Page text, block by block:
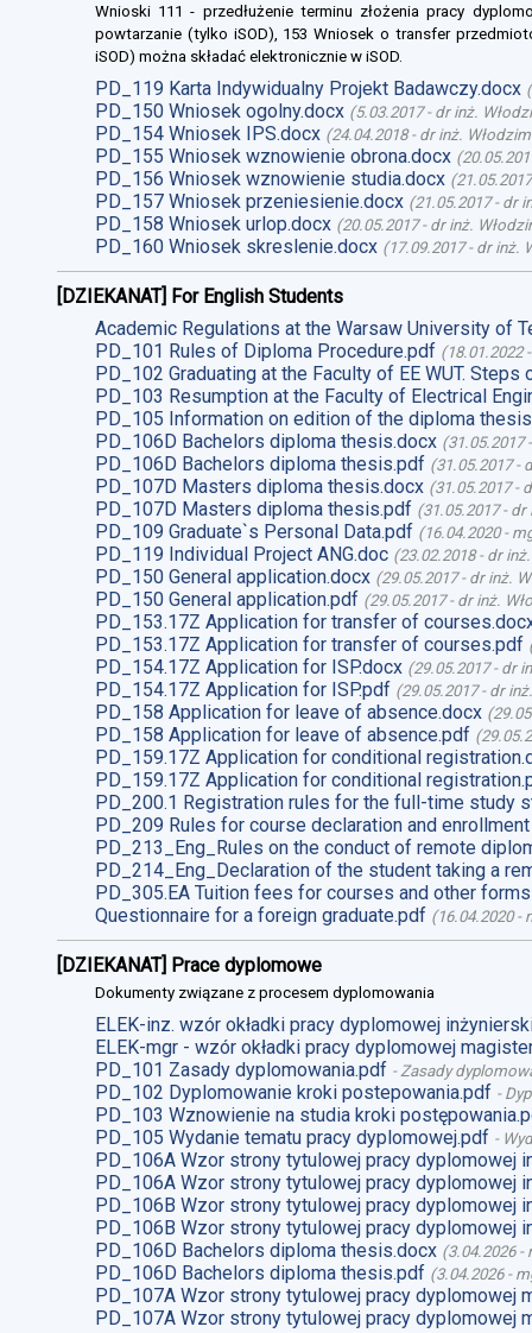
Wnioski 111 - przedłużenie terminu złożenia pracy
powtarzanie (tylko iSOD), 153 Wniosek o transfer
iSOD) można składać elektronicznie w iSOD.
PD_119 Karta Indywidualny Projekt Badawczy.docx (
PD_150 Wniosek ogolny.docx (5.03.2017- dr inż.
PD_154 Wniosek IPS.docx (24.04.2018- dr inż.
PD_155 Wniosek wznowienie obrona.docx (
PD_156 Wniosek wznowienie studia.docx (21.05.2017
PD_157 Wniosek przeniesienie.docx (21.05.2017- dr
PD_158 Wniosek urlop.docx (20.05.2017- dr inż.
PD_160 Wniosek skreslenie.docx (17.09.2017- dr inż.
[DZIEKANAT] For English Students
Academic Regulations at the Warsaw University of
PD_101 Rules of Diploma Procedure.pdf (18.01.2022
PD_102 Graduating at the Faculty of EE WUT.
PD_103 Resumption at the Faculty of Electrical
PD_105 Information on edition of the diploma
PD_106D Bachelors diploma thesis.docx (31.05.2017
PD_106D Bachelors diploma thesis.pdf (31.05.2017-
PD_107D Masters diploma thesis.docx (31.05.2017-
PD_107D Masters diploma thesis.pdf (31.05.2017- dr
PD_109 Graduate`s Personal Data.pdf (16.04.2020-
PD_119 Individual Project ANG.doc (23.02.2018- dr
PD_150 General application.docx (29.05.2017- dr inż.
PD_150 General application.pdf (29.05.2017- dr inż.
PD_153.17Z Application for transfer of
PD_153.17Z Application for transfer of courses.pdf
PD_154.17Z Application for ISP.docx (29.05.2017- dr
PD_154.17Z Application for ISP.pdf (29.05.2017- dr
PD_158 Application for leave of absence.docx (
PD_158 Application for leave of absence.pdf (
PD_159.17Z Application for conditional
PD_159.17Z Application for conditional
PD_200.1 Registration rules for the full-time study
PD_209 Rules for course declaration and
PD_213_Eng_Rules on the conduct of remote
PD_214_Eng_Declaration of the student taking a
PD_305.EA Tuition fees for courses and other
Questionnaire for a foreign graduate.pdf (16.04.2020-
[DZIEKANAT] Prace dyplomowe
Dokumenty związane z procesem dyplomowania
ELEK-inz. wzór okładki pracy dyplomowej
ELEK-mgr - wzór okładki pracy dyplomowej
PD_101 Zasady dyplomowania.pdf - Zasady
PD_102 Dyplomowanie kroki postepowania.pdf -
PD_103 Wznowienie na studia kroki
PD_105 Wydanie tematu pracy dyplomowej.pdf -
PD_106A Wzor strony tytulowej pracy dyplomowej
PD_106A Wzor strony tytulowej pracy dyplomowej
PD_106B Wzor strony tytulowej pracy dyplomowej
PD_106B Wzor strony tytulowej pracy dyplomowej
PD_106D Bachelors diploma thesis.docx (3.04.2026-
PD_106D Bachelors diploma thesis.pdf (3.04.2026-
PD_107A Wzor strony tytulowej pracy dyplomowej
PD_107A Wzor strony tytulowej pracy dyplomowej